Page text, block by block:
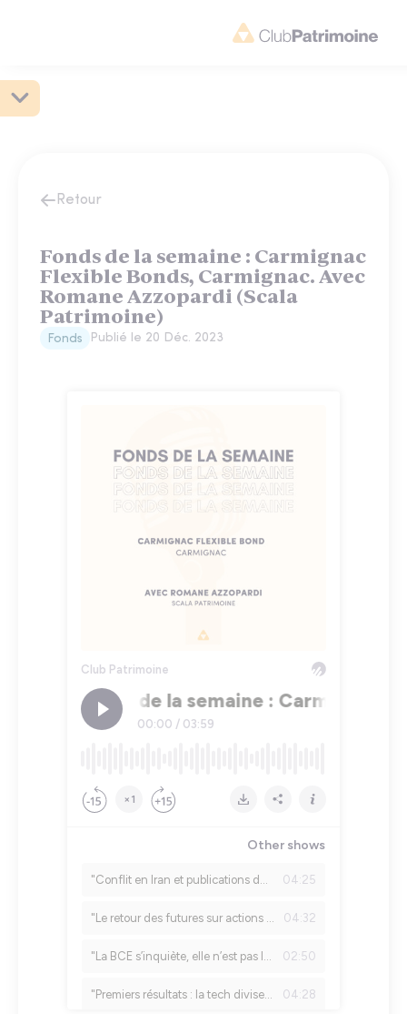
Retour
Fonds de la semaine : Carmignac
Flexible Bonds, Carmignac. Avec
Romane Azzopardi (Scala
Patrimoine)
Fonds Publié le 20 Déc. 2023